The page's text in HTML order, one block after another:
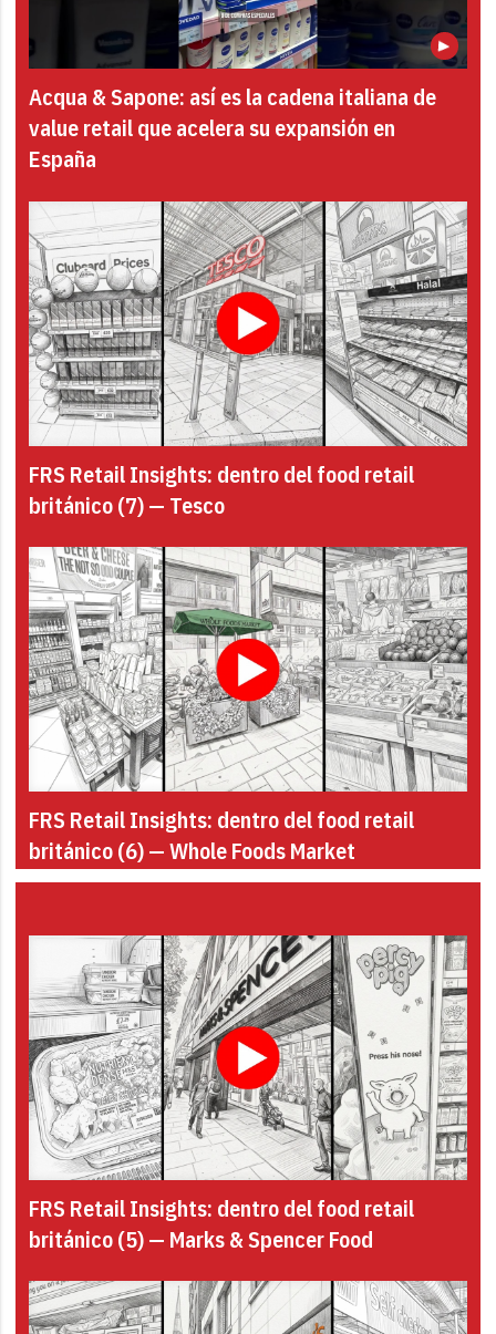
Acqua & Sapone: así es la cadena italiana de
value retail que acelera su expansión en
España
FRS Retail Insights: dentro del food retail
británico (7) — Tesco
FRS Retail Insights: dentro del food retail
británico (6) — Whole Foods Market
FRS Retail Insights: dentro del food retail
británico (5) — Marks & Spencer Food